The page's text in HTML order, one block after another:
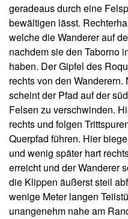
geradeaus durch eine
bewältigen lässt.
welche die Wanderer auf
nachdem sie den Taborno
haben. Der Gipfel des
rechts von den
scheint der Pfad auf der
Felsen zu verschwinden.
rechts und folgen
Querpfad führen. Hier
und wenig später hart
erreicht und der Wanderer
die Klippen äußerst steil
wenige Meter langen
unangenehm nahe am